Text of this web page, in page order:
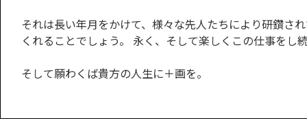
それは長い年月をかけて、様々な先人たちにより研鑽さ
くれることでしょう。 永く、そして楽しくこの仕事をし
そして願わくば貴方の人生に＋画を。